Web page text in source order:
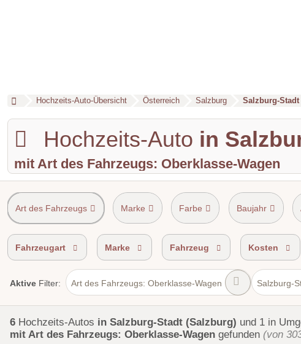
Hochzeits-Auto-Übersicht Österreich Salzburg Salzburg-Stadt
Hochzeits-Auto in
mit Art des Fahrzeugs: Oberklasse-Wagen
Art des Fahrzeugs Marke Farbe Baujahr
Shuttle Service Einzugsgebiet
Fahrzeugart Marke Fahrzeug Kosten
Aktive Filter: Art des Fahrzeugs: Oberklasse-Wagen Salzburg-
6 Hochzeits-Autos in Salzburg-Stadt (Salzburg) und 1 in
mit Art des Fahrzeugs: Oberklasse-Wagen gefunden (von